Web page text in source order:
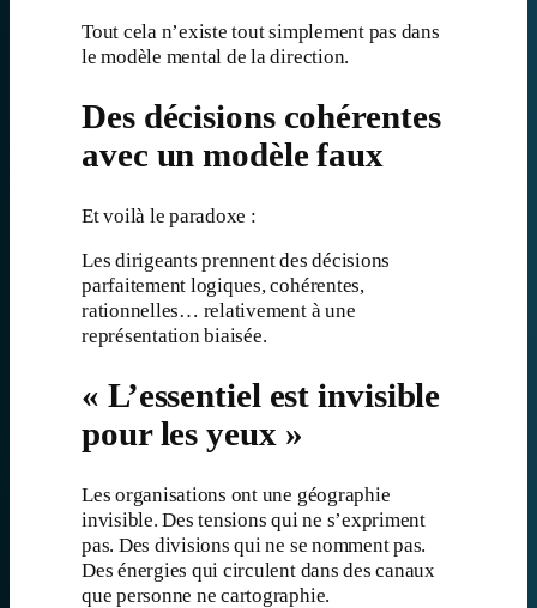
Tout cela n’existe tout simplement pas dans
le modèle mental de la direction.
Des décisions cohérentes
avec un modèle faux
Et voilà le paradoxe :
Les dirigeants prennent des décisions
parfaitement logiques, cohérentes,
rationnelles… relativement à une
représentation biaisée.
« L’essentiel est invisible
pour les yeux »
Les organisations ont une géographie
invisible. Des tensions qui ne s’expriment
pas. Des divisions qui ne se nomment pas.
Des énergies qui circulent dans des canaux
que personne ne cartographie.